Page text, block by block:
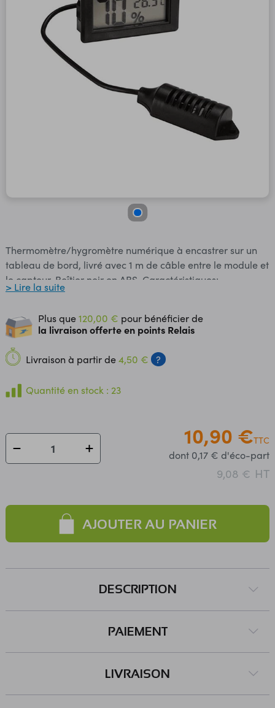
Thermomètre/hygromètre numérique à encastrer sur un
tableau de bord, livré avec 1 m de câble entre le module et
le capteur. Boîtier noir en ABS. Caractéristiques:
Alimentation: 1 pile LR44 incluse Température: - plage de
°C Humidité: - plage de mesure: 10 à 99 %RH - précision:
± 5% Indication pile faible Dimensions: - capteur: 48 x 15 x
12 mm - afficheur: 48 x 28 x 15 mm Découpe à prévoir: 44 x
25 mm
> Lire la suite
Plus que120,00 € pour bénéficier de
la livraison offerte en points Relais
Livraison à partir de4,50 € ?
Quantité en stock : 23
10,90 €TTC
dont 0,17 € d'éco-part
9,08 € HT
AJOUTER AU PANIER
DESCRIPTION
PAIEMENT
LIVRAISON